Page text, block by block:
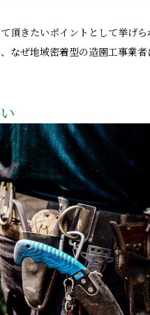
頂きたいポイントとして挙げ
なぜ地域密着型の造園工事業